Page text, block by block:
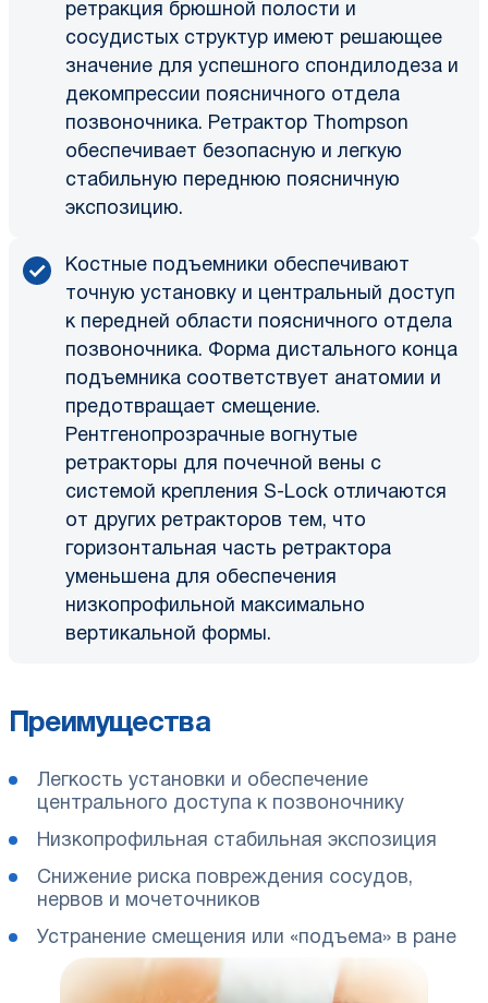
ретракция брюшной полости и
сосудистых структур имеют решающее
значение для успешного спондилодеза и
декомпрессии поясничного отдела
позвоночника. Ретрактор Thompson
обеспечивает безопасную и легкую
стабильную переднюю поясничную
экспозицию.
Костные подъемники обеспечивают
точную установку и центральный доступ
к передней области поясничного отдела
позвоночника. Форма дистального конца
подъемника соответствует анатомии и
предотвращает смещение.
Рентгенопрозрачные вогнутые
ретракторы для почечной вены с
системой крепления S-Lock отличаются
от других ретракторов тем, что
горизонтальная часть ретрактора
уменьшена для обеспечения
низкопрофильной максимально
вертикальной формы.
Преимущества
Легкость установки и обеспечение
центрального доступа к позвоночнику
Низкопрофильная стабильная экспозиция
Снижение риска повреждения сосудов,
нервов и мочеточников
Устранение смещения или «подъема» в ране